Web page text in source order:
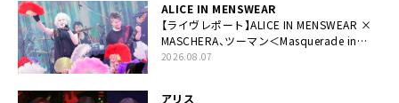
ALICE IN MENSWEAR
【ライヴレポート】ALICE IN MENSWEAR ×
MASCHERA、ツーマン＜Masquerade in
Wonderland＞に一夜限り豪華共演と14年
2026.08.07
アリス